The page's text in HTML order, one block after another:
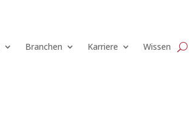
Branchen Karriere Wissen